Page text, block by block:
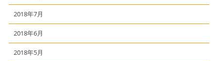
2018年7月
2018年6月
2018年5月